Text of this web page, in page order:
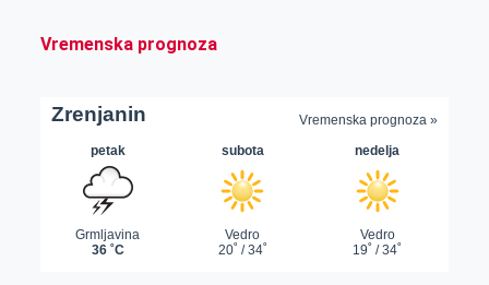
Vremenska prognoza